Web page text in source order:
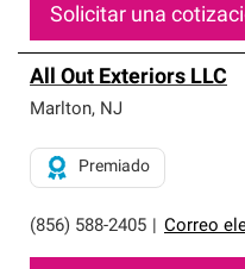
Solicitar una
All Out Exteriors LLC
Marlton, NJ
(856) 588-2405 Correo
Premiado